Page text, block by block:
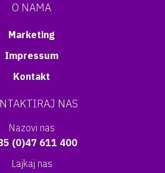
O NAMA
Marketing
Impressum
Kontakt
NAS
Nazovi nas
(0)47 611 400
Lajkaj nas